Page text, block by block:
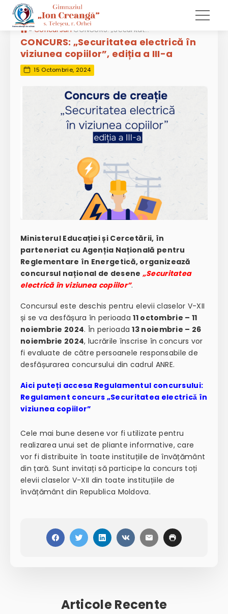
»Concursuri CONCURS: „Securitatea electrică în viziunea copiilor”, ediția a III-a
CONCURS: „Securitatea electrică în
viziunea copiilor”, ediția a III-a
15 Octombrie, 2024
Ministerul Educației și Cercetării, în
parteneriat cu Agenția Națională pentru
Reglementare în Energetică, organizează
concursul național de desene „Securitatea
electrică în viziunea copiilor”.
Concursul este deschis pentru elevii claselor V-XII
și se va desfășura în perioada11 octombrie – 11
noiembrie 2024. În perioada13 noiembrie – 26
noiembrie 2024, lucrările înscrise în concurs vor
fi evaluate de către persoanele responsabile de
desfășurarea concursului din cadrul ANRE.
Aici puteți accesa Regulamentul concursului:
Regulament concurs „Securitatea electrică în
viziunea copiilor”
Cele mai bune desene vor fi utilizate pentru
realizarea unui set de pliante informative, care
vor fi distribuite în toate instituțiile de învățământ
din țară. Sunt invitați să participe la concurs toți
elevii claselor V-XII din toate instituțiile de
învățământ din Republica Moldova.
Articole Recente